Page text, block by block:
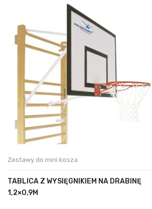
Zestawy do mini kosza
TABLICA Z WYSIĘGNIKIEM NA DRABINĘ
1,2×0,9M